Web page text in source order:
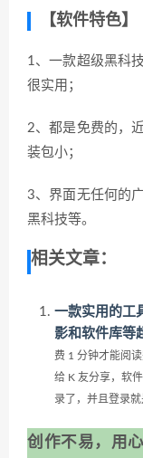
【软件特色】
1、一款超级黑科
很实用；
2、都是免费的，
装包小；
3、界面无任何的
黑科技等。
相关文章：
一款实用的工
影和软件库等
费 1 分钟才能阅
给 K 友分享，软
录了，并且登录就
创作不易，用